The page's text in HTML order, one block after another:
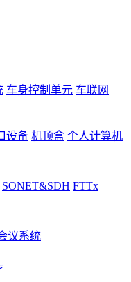
车身控制单元 车联网
设备 机顶盒 个人计算机
SONET&SDH FTTx
议系统